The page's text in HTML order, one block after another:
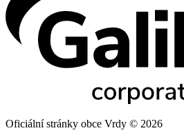
Oficiální stránky obce Vrdy © 2026